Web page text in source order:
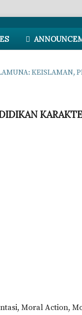
Moral Action,